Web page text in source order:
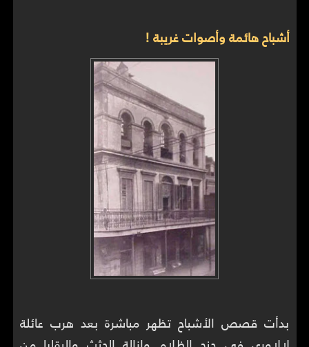
أشباح هائمة وأصوات غريبة !
بدأت قصص الأشباح تظهر مباشرة بعد هرب عائلة